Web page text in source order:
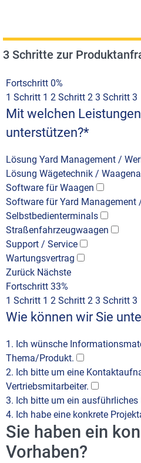
3 Schritte zur
Fortschritt 0%
1 Schritt 1 2 Schritt 2 3 Schritt 3
Mit welchen
unterstützen?*
Lösung Yard Management /
Lösung Wägetechnik /
Software für Waagen
Software für Yard Management
Selbstbedienterminals
Straßenfahrzeugwaagen
Support / Service
Wartungsvertrag
Zurück Nächste
Fortschritt 33%
1 Schritt 1 2 Schritt 2 3 Schritt 3
Wie können wir Sie
1. Ich wünsche
Thema/Produkt.
2. Ich bitte um eine
Vertriebsmitarbeiter.
3. Ich bitte um ein ausführliches
4. Ich habe eine konkrete
Sie haben ein
Vorhaben?